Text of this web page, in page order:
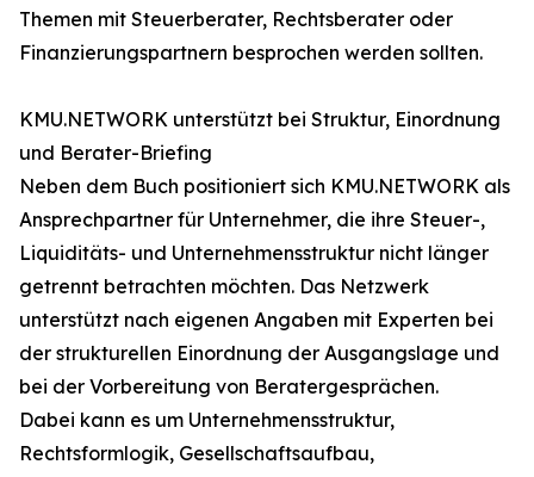
Themen mit Steuerberater, Rechtsberater oder
Finanzierungspartnern besprochen werden sollten.
KMU.NETWORK unterstützt bei Struktur, Einordnung
und Berater-Briefing
Neben dem Buch positioniert sich KMU.NETWORK als
Ansprechpartner für Unternehmer, die ihre Steuer-,
Liquiditäts- und Unternehmensstruktur nicht länger
getrennt betrachten möchten. Das Netzwerk
unterstützt nach eigenen Angaben mit Experten bei
der strukturellen Einordnung der Ausgangslage und
bei der Vorbereitung von Beratergesprächen.
Dabei kann es um Unternehmensstruktur,
Rechtsformlogik, Gesellschaftsaufbau,